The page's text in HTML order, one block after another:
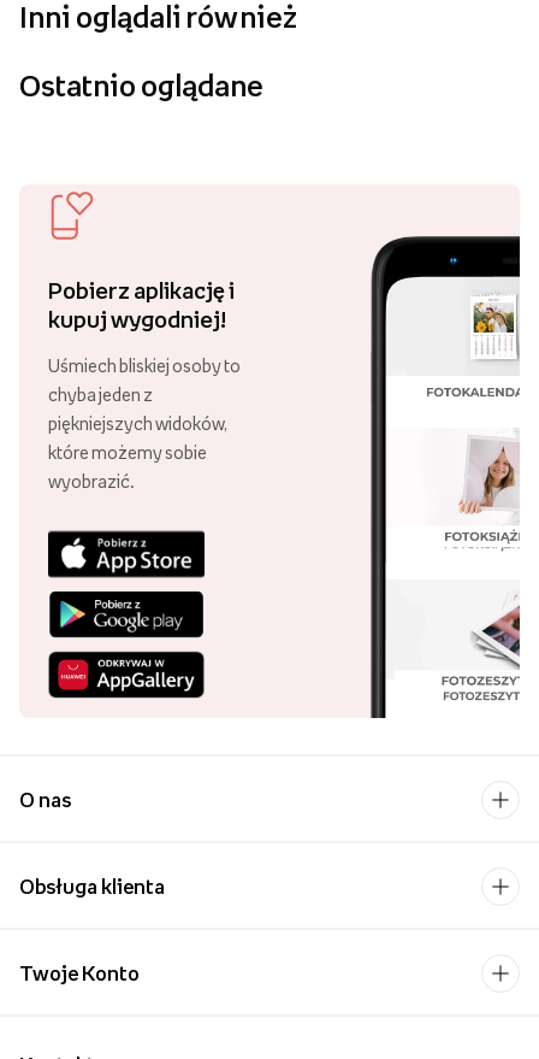
Inni oglądali również
Ostatnio oglądane
Pobierz aplikację i
kupuj wygodniej!
Uśmiech bliskiej osoby to
chyba jeden z
piękniejszych widoków,
które możemy sobie
wyobrazić.
O nas
Obsługa klienta
Twoje Konto